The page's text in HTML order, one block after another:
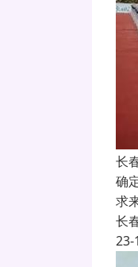
长
确
求
长
23-